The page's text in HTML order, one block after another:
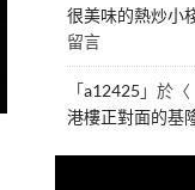
很美味的熱炒小
留言
「a12425 」於〈
港樓正對面的基